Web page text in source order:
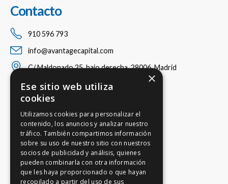
Contacto
910 596 793
info@avantagecapital.com
C/ Maldonado 25, bajo derecha, 28006, Madrid
×
Ese sitio web utiliza
cookies
Utilizamos cookies para personalizar el
contenido, los anuncios y analizar nuestro
tráfico. También compartimos información
sobre su uso de nuestro sitio con nuestros
socios de publicidad y análisis, quienes
pueden combinarla con otra información
que les haya proporcionado o que hayan
recopilado a partir del uso de sus